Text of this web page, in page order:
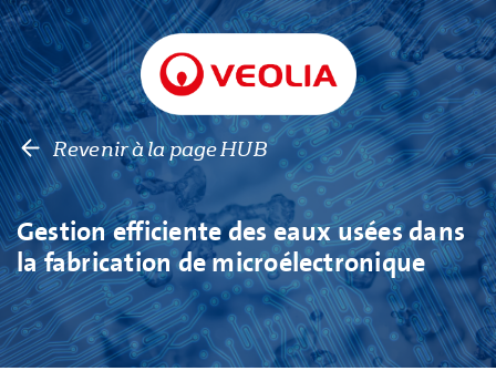
Revenir à la page HUB
Gestion efficiente des eaux usées dans
la fabrication de microélectronique